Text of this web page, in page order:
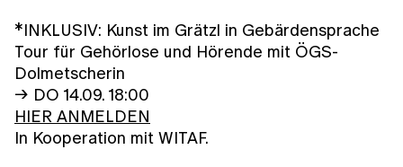
*INKLUSIV: Kunst im Grätzl in Gebärdensprache
Tour für Gehörlose und Hörende mit ÖGS-
Dolmetscherin
→ DO 14.09. 18:00
HIER ANMELDEN
In Kooperation mit WITAF.